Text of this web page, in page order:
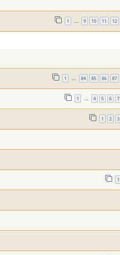
1 … 9 10 11 12
1 … 84 85 86 87
1 … 4 5 6 7
1 2 3
1